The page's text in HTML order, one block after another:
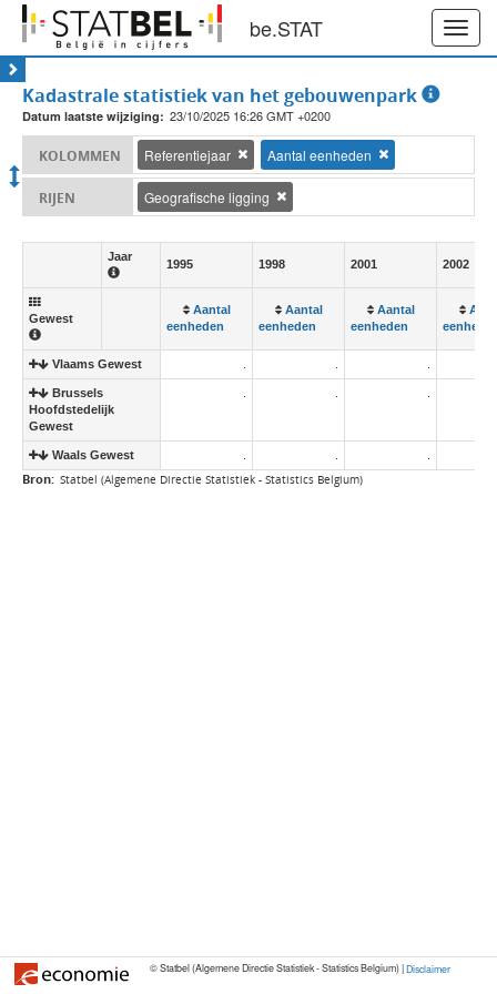
be.STAT
Kadastrale statistiek van het gebouwenpark
Datum laatste wijziging: 23/10/2025 16:26 GMT +0200
KOLOMMEN Referentiejaar Aantal eenheden
RIJEN Geografische ligging
Jaar
1995 1998 2001 2002
Aantal
eenheden
Aantal
eenheden
Aantal
eenheden
Gewest
Vlaams Gewest
Brussels
Hoofdstedelijk
Gewest
Waals Gewest
Bron: Statbel (Algemene Directie Statistiek - Statistics Belgium)
© Statbel (Algemene Directie Statistiek - Statistics Belgium) |Disclaimer